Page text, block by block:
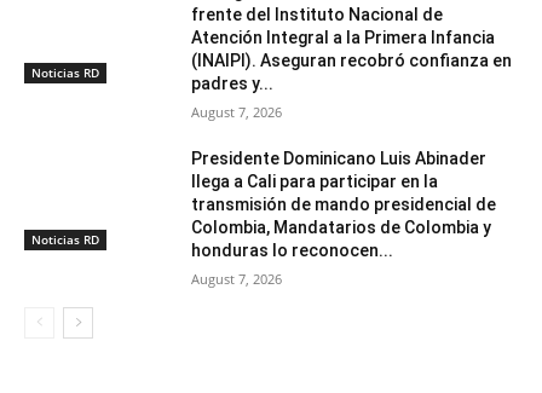
Noticias RD
frente del Instituto Nacional de
Atención Integral a la Primera Infancia
(INAIPI). Aseguran recobró confianza en
padres y...
August 7, 2026
Noticias RD
Presidente Dominicano Luis Abinader
llega a Cali para participar en la
transmisión de mando presidencial de
Colombia, Mandatarios de Colombia y
honduras lo reconocen...
August 7, 2026